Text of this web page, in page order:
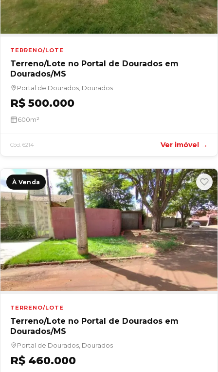
TERRENO/LOTE
Terreno/Lote no Portal de Dourados em
Dourados/MS
Portal de Dourados, Dourados
R$ 500.000
600m²
Cód. 6214 Ver imóvel →
À Venda
TERRENO/LOTE
Terreno/Lote no Portal de Dourados em
Dourados/MS
Portal de Dourados, Dourados
R$ 460.000